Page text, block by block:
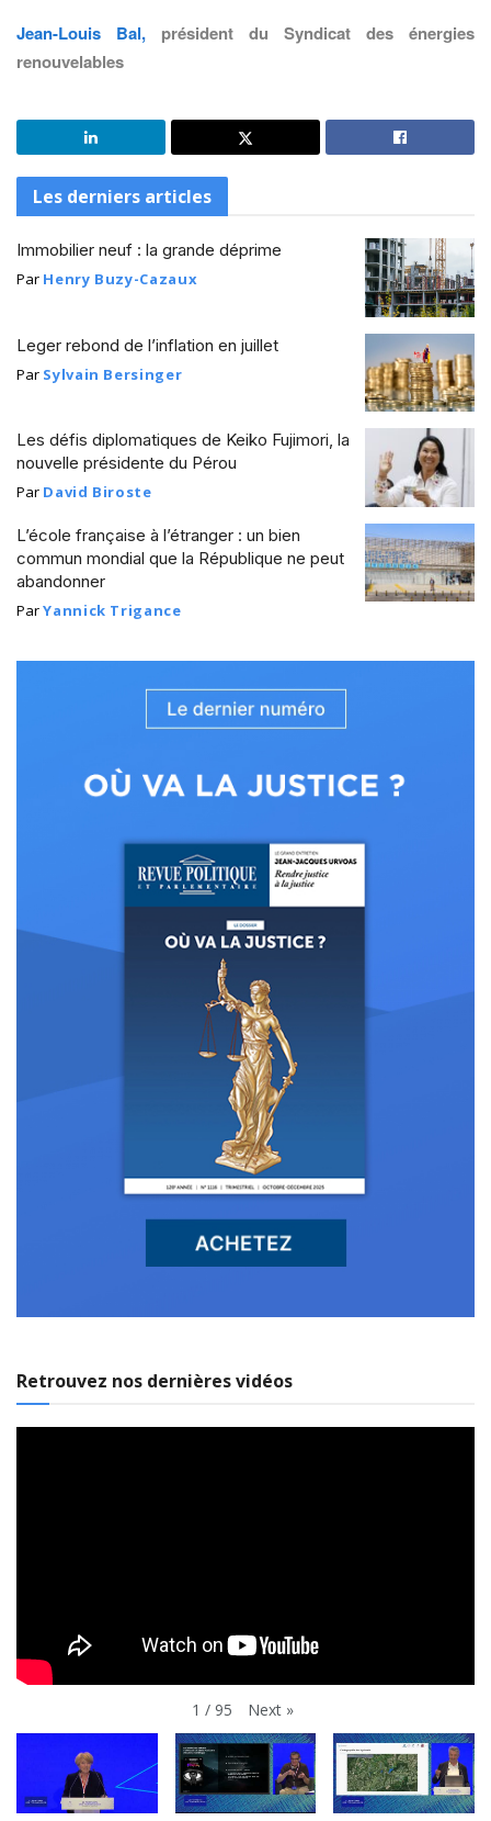
Jean-Louis Bal,
président du Syndicat des énergies
renouvelables
Les derniers articles
Immobilier neuf : la grande déprime
Par Henry Buzy-Cazaux
Leger rebond de l’inflation en juillet
Par Sylvain Bersinger
Les défis diplomatiques de Keiko Fujimori, la
nouvelle présidente du Pérou
Par David Biroste
L’école française à l’étranger : un bien
commun mondial que la République ne peut
abandonner
ParYannick Trigance
Retrouvez nos dernières vidéos
1 / 95 Next »